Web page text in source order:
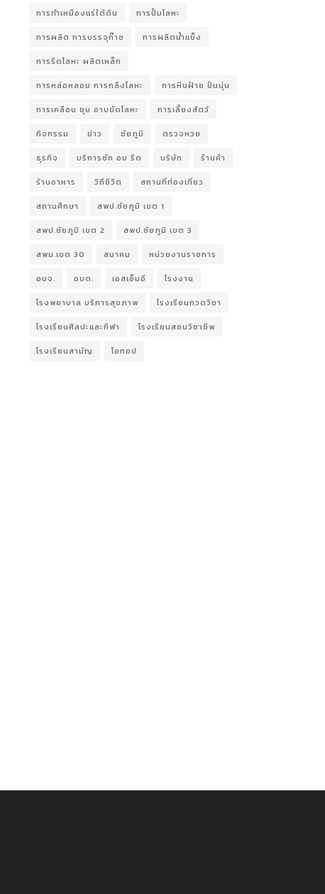
การทำเหมืองแร่ใต้ดิน การปั้มโลหะ
การผลิต การบรรจุก๊าซ การผลิตน้ำแข็ง
การรีดโลหะ ผลิตเหล็ก
การหล่อหลอม การกลึงโลหะ การหีบฝ้าย ปั่นนุ่น
การเคลือบ ชุบ อาบขัดโลหะ การเลี้ยงสัตว์
กิจกรรม ข่าว ชัยภูมิ ตรวจหวย
ธุรกิจ บริการซัก อบ รีด บริษัท ร้านค้า
ร้านอาหาร วิถีชีวิต สถานที่ท่องเที่ยว
สถานศึกษา สพป.ชัยภูมิ เขต 1
สพป.ชัยภูมิ เขต 2 สพป.ชัยภูมิ เขต 3
สพม.เขต 30 สมาคม หน่วยงานราชการ
อบจ. อบต. เอสเอ็มอี โรงงาน
โรงพยาบาล บริการสุขภาพ โรงเรียนกวดวิชา
โรงเรียนศิลปะและกีฬา โรงเรียนสอนวิชาชีพ
โรงเรียนสามัญ โอทอป